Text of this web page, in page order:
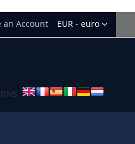
Currency
EUR - euro
an Account